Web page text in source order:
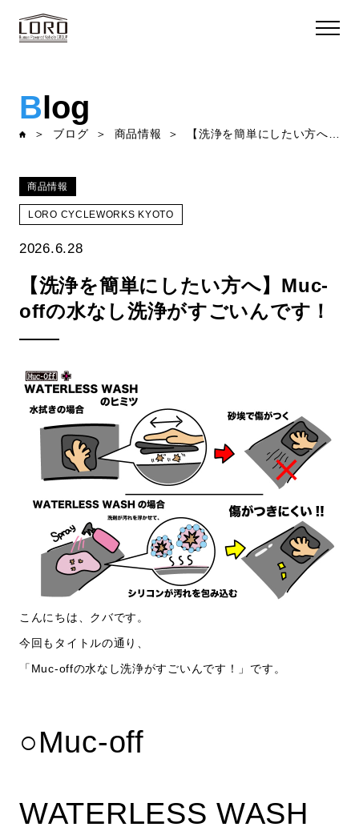
Blog
ブログ 商品情報 【洗浄を簡単にしたい方へ】Muc-offの水なし洗浄がすごいんです！
商品情報
LORO CYCLEWORKS KYOTO
2026.6.28
【洗浄を簡単にしたい方へ】Muc-
offの水なし洗浄がすごいんです！
こんにちは、クバです。
今回もタイトルの通り、
「Muc-offの水なし洗浄がすごいんです！」です。
○Muc-off
WATERLESS WASH